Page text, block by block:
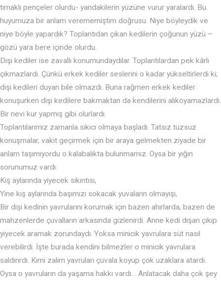
tırnaklı pençeler olurdu- yandakilerin yüzüne vurur yaralardı. Bu
huyumuza bir anlam verememiştim doğrusu. Niye böyleydik ve
niye böyle yapardık? Toplantıdan çıkan kedilerin çoğunun yüzü –
gözü yara bere içinde olurdu.
Dişi kediler ise zavallı konumundaydılar. Toplantılardan pek kârlı
çıkmazlardı. Çünkü erkek kediler seslerini o kadar yükseltirlerdi ki;
dişi kedileri duyan bile olmazdı. Buna rağmen erkek kediler
konuşurken dişi kedilere bakmaktan da kendilerini alıkoyamazlardı.
Bir nevi kur yapmış gibi olurlardı.
Toplantılarımız zamanla sıkıcı olmaya başladı. Tatsız tuzsuz
konuşmalar, vakit geçirmek için bir araya gelmekten ziyade bir
anlam taşımıyordu o kalabalıkta bulunmamız. Oysa bir yığın
sorunumuz vardı:
Kış aylarında yiyecek sıkıntısı,
Yine kış aylarında başımızı sokacak yuvaların olmayışı,
Bir dişi kedinin yavrularını korumak için bazen ahırlarda, bazen de
mahzenlerde çuvalların arkasında gizlenirdi. Anne kedi dışarı çıkıp
yiyecek aramak zorundaydı. Yoksa minicik yavrulara süt nasıl
verebilirdi. İşte burada kendini bilmezler o minicik yavrulara
saldırırdı. Kimi zalim yavruları çuvala koyup çok uzaklara atardı.
Oysa o yavruların da yaşama hakkı vardı… Anlatacak daha çok şey